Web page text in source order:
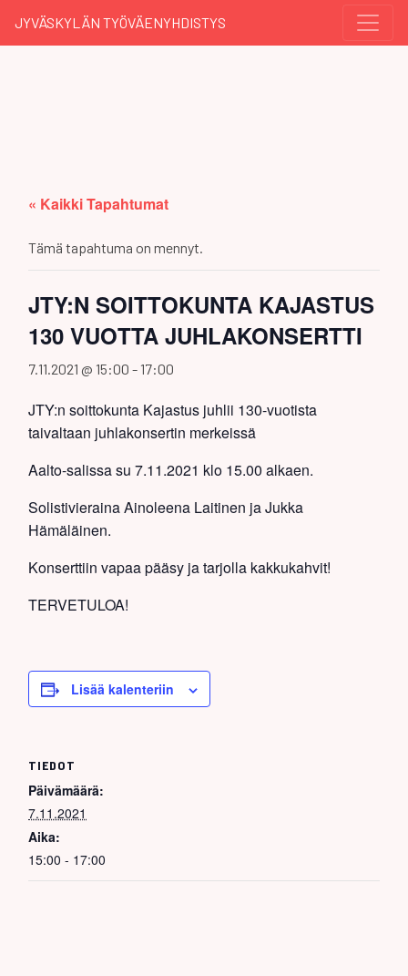
JYVÄSKYLÄN TYÖVÄENYHDISTYS
« Kaikki Tapahtumat
Tämä tapahtuma on mennyt.
JTY:N SOITTOKUNTA KAJASTUS
130 VUOTTA JUHLAKONSERTTI
7.11.2021 @ 15:00 -17:00
JTY:n soittokunta Kajastus juhlii 130-vuotista
taivaltaan juhlakonsertin merkeissä
Aalto-salissa su 7.11.2021 klo 15.00 alkaen.
Solistivieraina Ainoleena Laitinen ja Jukka
Hämäläinen.
Konserttiin vapaa pääsy ja tarjolla kakkukahvit!
TERVETULOA!
Lisää kalenteriin
TIEDOT
Päivämäärä:
7.11.2021
Aika:
15:00 - 17:00